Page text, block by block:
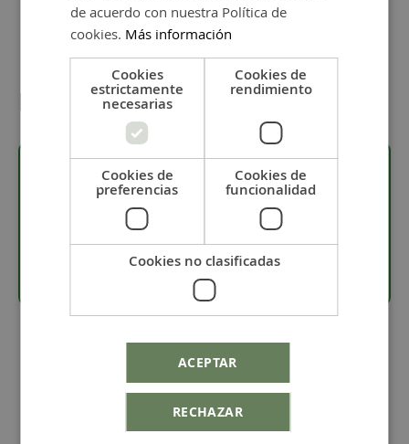
Detalles
Descripción
Digitalización de imágenes
de acuerdo con nuestra Política de
cookies. Más información
Cookies
estrictamente
necesarias
Cookies de
rendimiento
Cookies de
preferencias
Cookies de
funcionalidad
Cookies no clasificadas
ACEPTAR
RECHAZAR